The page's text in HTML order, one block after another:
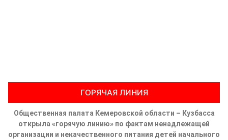
ГОРЯЧАЯ ЛИНИЯ
Общественная палата Кемеровской области – Кузбасса
открыла «горячую линию» по фактам ненадлежащей
организации и некачественного питания детей начального